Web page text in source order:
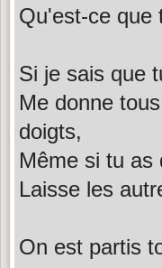
Qu'est-ce que
Si je sais que
Me donne
doigts,
Même si tu as
Laisse les
On est partis